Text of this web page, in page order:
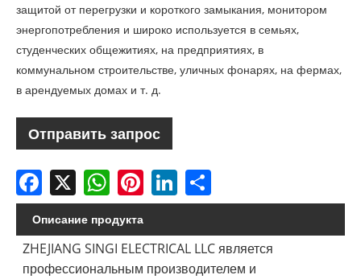
защитой от перегрузки и короткого замыкания, монитором
энергопотребления и широко используется в семьях,
студенческих общежитиях, на предприятиях, в
коммунальном строительстве, уличных фонарях, на фермах,
в арендуемых домах и т. д.
Отправить запрос
Facebook WhatsAppPinterestLinkedIn
Описание продукта
ZHEJIANG SINGI ELECTRICAL LLC является
профессиональным производителем и